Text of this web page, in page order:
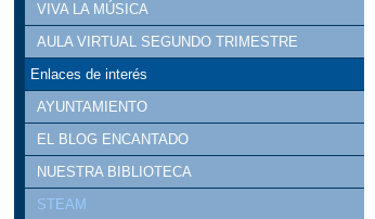
VIVA LA MÚSICA
AULA VIRTUAL SEGUNDO TRIMESTRE
Enlaces de interés
AYUNTAMIENTO
EL BLOG ENCANTADO
NUESTRA BIBLIOTECA
STEAM